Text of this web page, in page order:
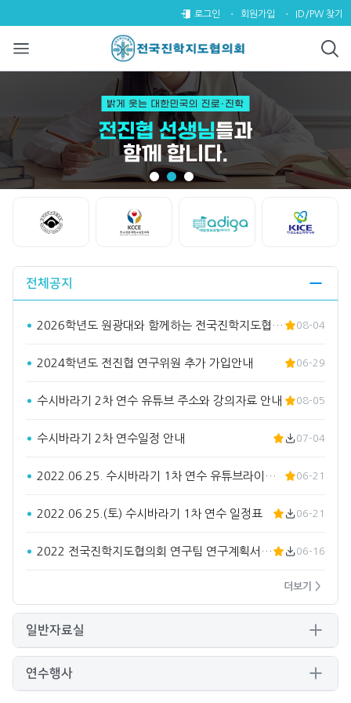
전국진학지도협의회
로그인 회원가입 ID/PW 찾기
전체공지
2026학년도 원광대와 함께하는 전국진학지도협의회 수시바라기2… 08-04
2024학년도 전진협 연구위원 추가 가입안내 06-29
수시바라기 2차 연수 유튜브 주소와 강의자료 안내 08-05
수시바라기 2차 연수일정 안내 07-04
2022.06.25. 수시바라기 1차 연수 유튜브라이브 주소입… 06-21
2022.06.25.(토) 수시바라기 1차 연수 일정표 06-21
2022 전국진학지도협의회 연구팀 연구계획서(요약) 06-16
더보기 >
일반자료실
연수행사